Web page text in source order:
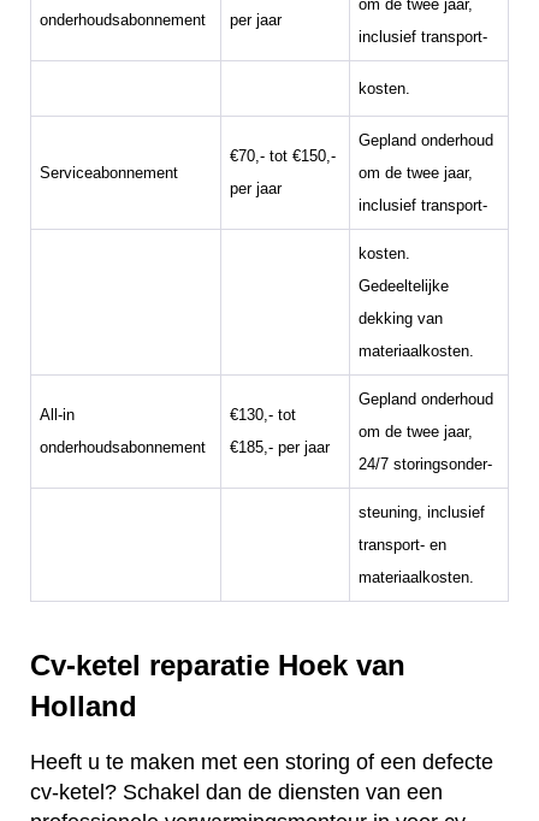
onderhoudsabonnement
per jaar
om de twee jaar,
inclusief transport-
kosten.
Serviceabonnement
€70,- tot €150,-
per jaar
Gepland onderhoud
om de twee jaar,
inclusief transport-
kosten.
Gedeeltelijke
dekking van
materiaalkosten.
All-in
onderhoudsabonnement
€130,- tot
€185,- per jaar
Gepland onderhoud
om de twee jaar,
24/7 storingsonder-
steuning, inclusief
transport- en
materiaalkosten.
Cv-ketel reparatie Hoek van
Holland
Heeft u te maken met een storing of een defecte
cv-ketel? Schakel dan de diensten van een